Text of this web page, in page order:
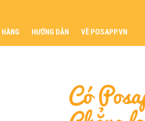
HƯỚNG DẪN VỀ POSAPP.VN